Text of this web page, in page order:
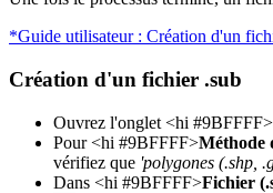
*Guide utilisateur : Création d'un
Création d'un fichier .sub
Ouvrez l'onglet <hi #9BFFFF>
Pour <hi #9BFFFF>Méthode
vérifiez que 'polygones (.shp,
Dans <hi #9BFFFF>Fichier